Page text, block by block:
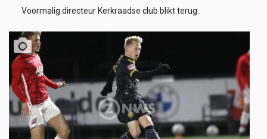
Voormalig directeur Kerkraadse club blikt terug.